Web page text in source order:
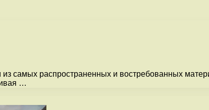
из самых распространенных и востребованных
…